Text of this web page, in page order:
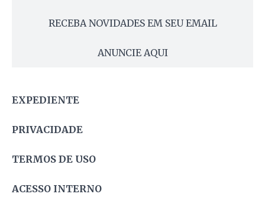
RECEBA NOVIDADES EM SEU EMAIL
ANUNCIE AQUI
EXPEDIENTE
PRIVACIDADE
TERMOS DE USO
ACESSO INTERNO